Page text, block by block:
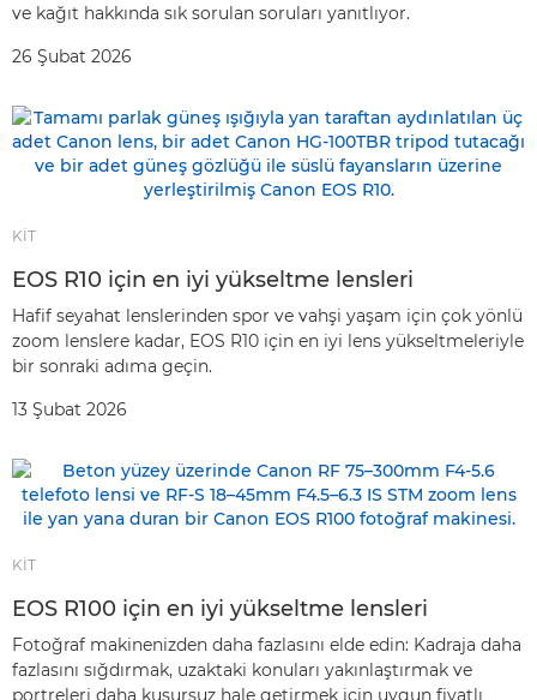
ve kağıt hakkında sık sorulan soruları yanıtlıyor.
26 Şubat 2026
KİT
EOS R10 için en iyi yükseltme lensleri
Hafif seyahat lenslerinden spor ve vahşi yaşam için çok yönlü
zoom lenslere kadar, EOS R10 için en iyi lens yükseltmeleriyle
bir sonraki adıma geçin.
13 Şubat 2026
KİT
EOS R100 için en iyi yükseltme lensleri
Fotoğraf makinenizden daha fazlasını elde edin: Kadraja daha
fazlasını sığdırmak, uzaktaki konuları yakınlaştırmak ve
portreleri daha kusursuz hale getirmek için uygun fiyatlı